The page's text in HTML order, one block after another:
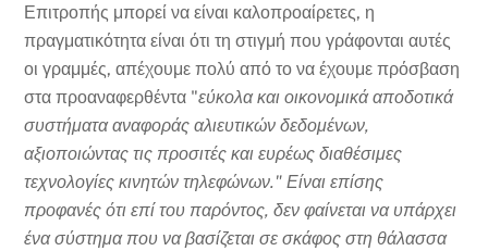
Επιτροπής μπορεί να είναι καλοπροαίρετες, η
πραγματικότητα είναι ότι τη στιγμή που γράφονται αυτές
οι γραμμές, απέχουμε πολύ από το να έχουμε πρόσβαση
στα προαναφερθέντα "εύκολα και οικονομικά αποδοτικά
συστήματα αναφοράς αλιευτικών δεδομένων,
αξιοποιώντας τις προσιτές και ευρέως διαθέσιμες
τεχνολογίες κινητών τηλεφώνων." Είναι επίσης
προφανές ότι επί του παρόντος, δεν φαίνεται να υπάρχει
ένα σύστημα που να βασίζεται σε σκάφος στη θάλασσα